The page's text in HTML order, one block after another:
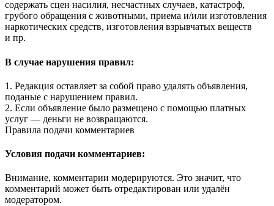
содержать сцен насилия, несчастных случаев, катастроф,
грубого обращения с животными, приема и/или изготовления
наркотических средств, изготовления взрывчатых веществ
и пр.
В случае нарушения правил:
1. Редакция оставляет за собой право удалять объявления,
поданые с нарушением правил.
2. Если объявление было размещено с помощью платных
услуг — деньги не возвращаются.
Правила подачи комментариев
Условия подачи комментариев:
Внимание, комментарии модерируются. Это значит, что
комментарий может быть отредактирован или удалён
модератором.